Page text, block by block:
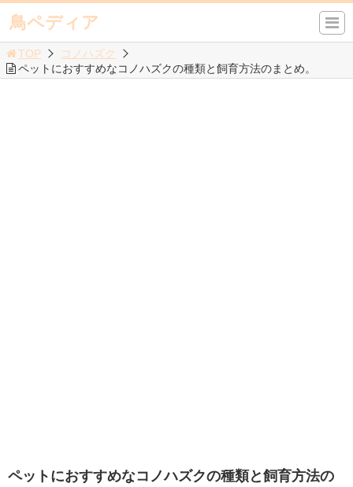
鳥ペディア
TOP
コノハズク
ペットにおすすめなコノハズクの種類と飼育方法のまとめ。
ペットにおすすめなコノハズクの種類と飼育方法の